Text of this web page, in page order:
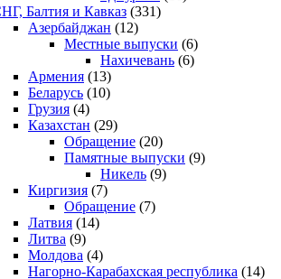
Балтия и Кавказ (331)
Азербайджан (12)
Местные выпуски (6)
Нахичевань (6)
Армения (13)
Беларусь (10)
Грузия (4)
Казахстан (29)
Обращение (20)
Памятные выпуски (9)
Никель (9)
Киргизия (7)
Обращение (7)
Латвия (14)
Литва (9)
Молдова (4)
Нагорно-Карабахская республика (14)